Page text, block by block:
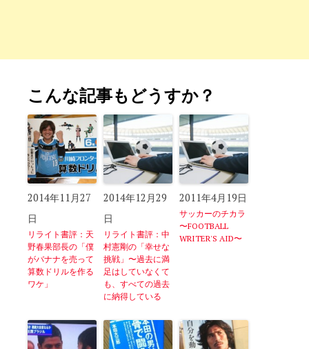
こんな記事もどうすか？
2014年11月27
日
リライト書評：天
野春果部長の「僕
がバナナを売って
算数ドリルを作る
ワケ」
2014年12月29
日
リライト書評：中
村憲剛の「幸せな
挑戦」〜過去に満
足はしていなくて
も、すべての過去
に納得している
2011年4月19日
サッカーのチカラ
〜FOOTBALL
WRITER'S AID〜